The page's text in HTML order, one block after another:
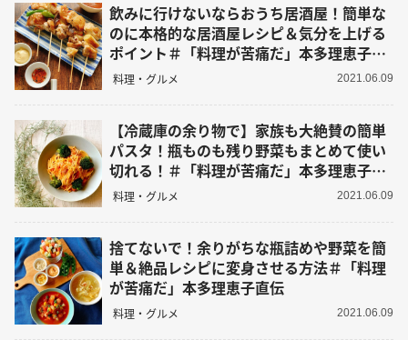
飲みに行けないならおうち居酒屋！簡単な
のに本格的な居酒屋レシピ＆気分を上げる
ポイント＃「料理が苦痛だ」本多理恵子直
伝
料理・グルメ 2021.06.09
【冷蔵庫の余り物で】家族も大絶賛の簡単
パスタ！瓶ものも残り野菜もまとめて使い
切れる！＃「料理が苦痛だ」本多理恵子直
伝
料理・グルメ 2021.06.09
捨てないで！余りがちな瓶詰めや野菜を簡
単＆絶品レシピに変身させる方法＃「料理
が苦痛だ」本多理恵子直伝
料理・グルメ 2021.06.09